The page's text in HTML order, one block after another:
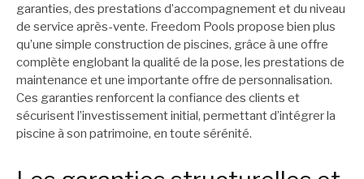
garanties, des prestations d’accompagnement et du niveau
de service après-vente. Freedom Pools propose bien plus
qu’une simple construction de piscines, grâce à une offre
complète englobant la qualité de la pose, les prestations de
maintenance et une importante offre de personnalisation.
Ces garanties renforcent la confiance des clients et
sécurisent l’investissement initial, permettant d’intégrer la
piscine à son patrimoine, en toute sérénité.